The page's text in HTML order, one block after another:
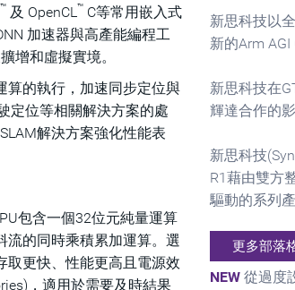
™ 及 OpenCL™ C等常用嵌入式
加速器與高產能編程工
增和虛擬實境。
算的執行，加速同步定位與
定位等相關解決方案的處
解決方案強化性能表
包含一個32位元純量運算
流的同時乘積累加運算。選
取更快、性能更高且電源效
，適用於需要及時結果
新思科技以
新的Arm AGI
新思科技在
輝達合作的
新思科技
R1藉由雙方
驅動的系列
更多部落
NEW 從過度